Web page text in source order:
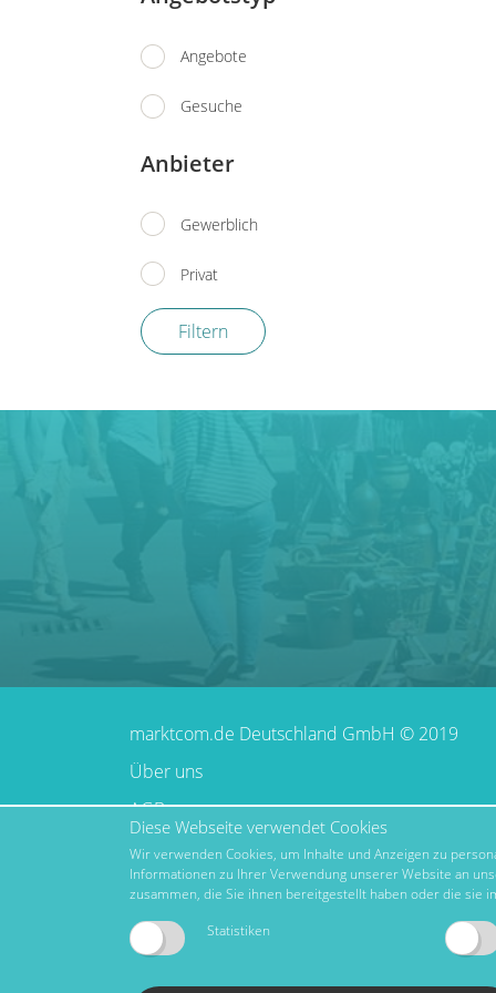
Angebote
Gesuche
Anbieter
Gewerblich
Privat
Filtern
marktcom.de Deutschland GmbH © 2019
Über uns
AGB
Impressum
Datenschutz
Nutzungsbedingungen
Diese Webseite verwendet Cookies
Wir verwenden Cookies, um Inhalte und Anzeigen zu
Informationen zu Ihrer Verwendung unserer Website an
zusammen, die Sie ihnen bereitgestellt haben oder die sie
Statistiken